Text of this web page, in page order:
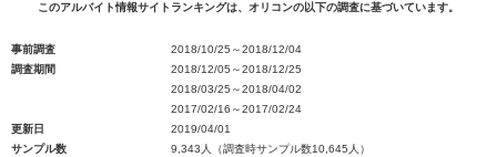
このアルバイト情報サイトランキングは、オリコンの以下の調査に基づいています。
事前調査
2018/10/25～2018/12/04
調査期間
2018/12/05～2018/12/25
2018/03/25～2018/04/02
2017/02/16～2017/02/24
更新日
2019/04/01
サンプル数
9,343人（調査時サンプル数10,645人）